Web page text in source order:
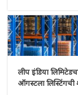
लीप इंडिया
ऑगस्टला लिस्टिंगची